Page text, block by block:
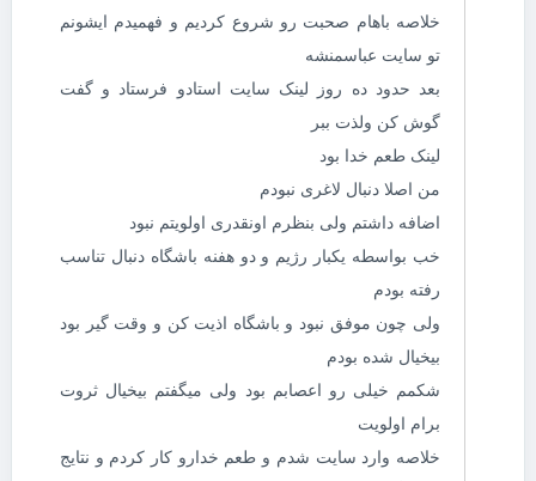
خلاصه باهام صحبت رو شروع کردیم و فهمیدم ایشونم
تو سایت عباسمنشه
بعد حدود ده روز لینک سایت استادو فرستاد و گفت
گوش کن ولذت ببر
لینک طعم خدا بود
من اصلا دنبال لاغری نبودم
اضافه داشتم ولی بنظرم اونقدری اولویتم نبود
خب بواسطه یکبار رژیم و دو هفنه باشگاه دنبال تناسب
رفته بودم
ولی چون موفق نبود و باشگاه اذیت کن و وقت گیر بود
بیخیال شده بودم
شکمم خیلی رو اعصابم بود ولی میگفتم بیخیال ثروت
برام اولویت
خلاصه وارد سایت شدم و طعم خدارو کار کردم و نتایج